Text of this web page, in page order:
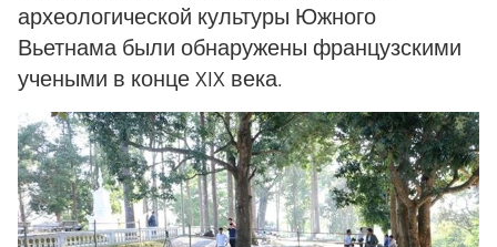
археологической культуры Южного
Вьетнама были обнаружены французскими
учеными в конце XIX века.